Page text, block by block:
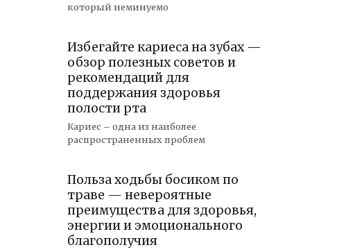
который неминуемо
Избегайте кариеса на зубах —
обзор полезных советов и
рекомендаций для
поддержания здоровья
полости рта
Кариес – одна из наиболее
распространенных проблем
Польза ходьбы босиком по
траве — невероятные
преимущества для здоровья,
энергии и эмоционального
благополучия